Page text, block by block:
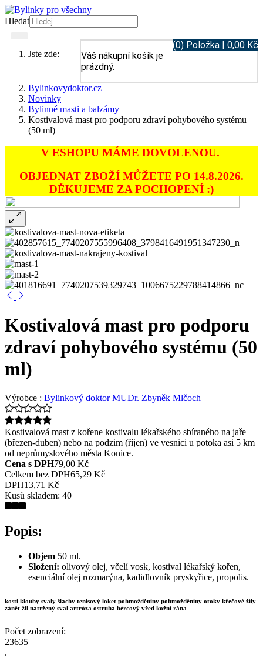
Hledat
(0) Položka | 0,00 Kč
Váš nákupní košík je
prázdný.
Jste zde:
Bylinkovydoktor.cz
Novinky
Bylinné masti a balzámy
Kostivalová mast pro podporu zdraví pohybového systému
(50 ml)
V ESHOPU MÁME DOVOLENOU.
OBJEDNAT ZBOŽÍ MŮŽETE PO 14.8.2026.
DĚKUJEME ZA POCHOPENÍ :)
Kostivalová mast pro podporu
zdraví pohybového systému (50
ml)
Výrobce : Bylinkový doktor MUDr. Zbyněk Mlčoch
Kostivalová mast z kořene kostivalu lékařského sbíraného na jaře
(březen-duben) nebo na podzim (říjen) ve vesnici u potoka asi 5 km
od neprůmyslového města Konice.
Cena s DPH79,00 Kč
Celkem bez DPH65,29 Kč
DPH13,71 Kč
Kusů skladem: 40
Popis:
Objem 50 ml.
Složení: olivový olej, včelí vosk, kostival lékařský kořen,
esenciální olej rozmarýna, kadidlovník pryskyřice, propolis.
kosti klouby svaly šlachy tenisový loket pohmožděniny pohmožděniny otoky křečové žíly
zánět žil natržený sval artróza ostruha bércový vřed kožní rána
Počet zobrazení:
23635
.